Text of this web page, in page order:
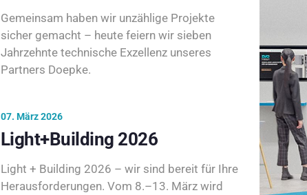
Gemeinsam haben wir unzählige Projekte
sicher gemacht – heute feiern wir sieben
Jahrzehnte technische Exzellenz unseres
Partners Doepke.
07. März 2026
Light+Building 2026
Light + Building 2026 – wir sind bereit für Ihre
Herausforderungen. Vom 8.–13. März wird